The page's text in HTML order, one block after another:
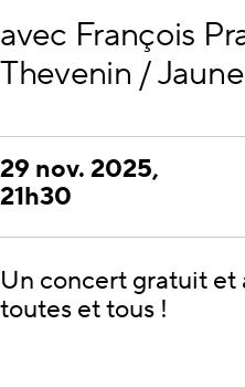
avec François
Thevenin / Jaune
29 nov. 2025,
21h30
Un concert gratuit et
toutes et tous !